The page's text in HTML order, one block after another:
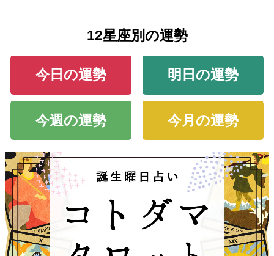
12星座別の運勢
今日の運勢 明日の運勢
今週の運勢 今月の運勢